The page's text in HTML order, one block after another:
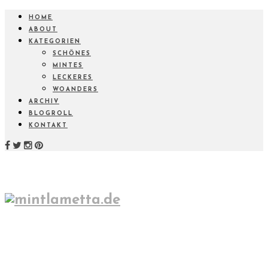
HOME
ABOUT
KATEGORIEN
SCHÖNES
MINTES
LECKERES
WOANDERS
ARCHIV
BLOGROLL
KONTAKT